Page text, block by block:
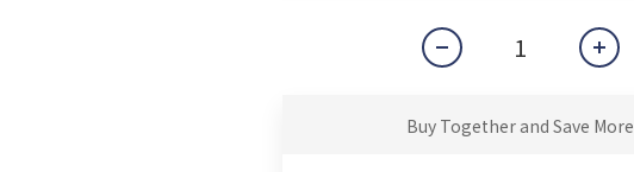
Buy Together and Save More